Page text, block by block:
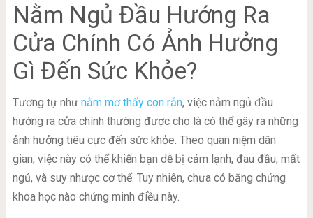
Nằm Ngủ Đầu Hướng Ra
Cửa Chính Có Ảnh Hưởng
Gì Đến Sức Khỏe?
Tương tự như nằm mơ thấy con rắn, việc nằm ngủ đầu
hướng ra cửa chính thường được cho là có thể gây ra những
ảnh hưởng tiêu cực đến sức khỏe. Theo quan niệm dân
gian, việc này có thể khiến bạn dễ bị cảm lạnh, đau đầu, mất
ngủ, và suy nhược cơ thể. Tuy nhiên, chưa có bằng chứng
khoa học nào chứng minh điều này.